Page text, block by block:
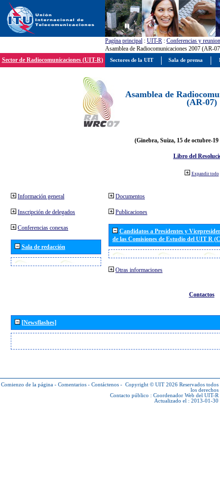
Pagína principal : UIT-R : Conferencias y
Asamblea de Radiocomunicaciones 2007 (AR-
Sector de Radiocomunicaciones (UIT-R)
Asamblea de
(AR-07)
(Ginebra, Suiza, 15 de octubre-19
Libro del
Expandir todo
Información general
Inscripción de delegados
Conferencias conexas
Sala de redacción
Documentos
Publicaciones
Candidatos a Presidentes y
de las Comisiones de Estudio del UIT R
Otras informaciones
Contactos
[Newsflashes]
Comienzo de la página - Comentarios - Contáctenos - Copyright © UIT 2026 Reservados todos
los derechos
Contacto público : Coordenador Web del UIT-R
Actualizado el : 2013-01-30
Sectores de la UIT Sala de prensa